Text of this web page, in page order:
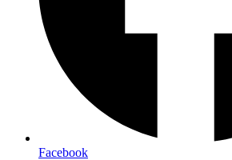
Facebook